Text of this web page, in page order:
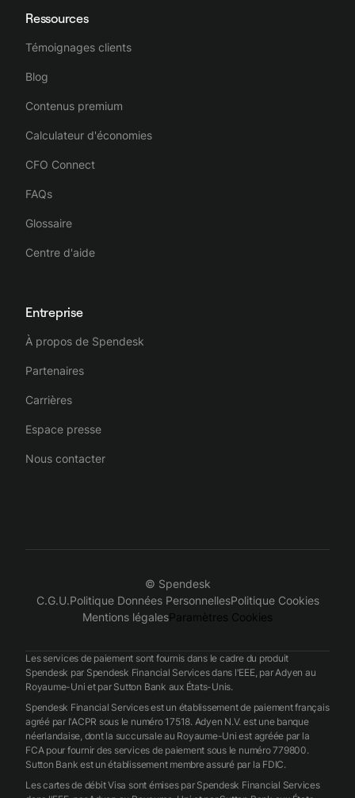
Ressources
Témoignages clients
Blog
Contenus premium
Calculateur d'économies
CFO Connect
FAQs
Glossaire
Centre d'aide
Entreprise
À propos de Spendesk
Partenaires
Carrières
Espace presse
Nous contacter
© Spendesk
C.G.U.Politique Données PersonnellesPolitique Cookies
Mentions légalesParamètres Cookies
Les services de paiement sont fournis dans le cadre du produit
Spendesk par Spendesk Financial Services dans l'EEE, par Adyen au
Royaume-Uni et par Sutton Bank aux États-Unis.
Spendesk Financial Services est un établissement de paiement français
agréé par l'ACPR sous le numéro 17518. Adyen N.V. est une banque
néerlandaise, dont la succursale au Royaume-Uni est agréée par la
FCA pour fournir des services de paiement sous le numéro 779800.
Sutton Bank est un établissement membre assuré par la FDIC.
Les cartes de débit Visa sont émises par Spendesk Financial Services